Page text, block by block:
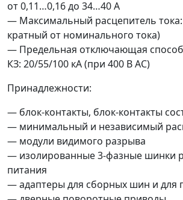
от 0,11…0,16 до 34…40 А
— Максимальный расцепитель
кратный от номинального тока)
— Предельная отключающая
КЗ: 20/55/100 кА (при 400 В AC)
Принадлежности:
— блок-контакты, блок-контакты
— минимальный и независимый
— модули видимого разрыва
— изолированные 3-фазные шинки
питания
— адаптеры для сборных шин и для